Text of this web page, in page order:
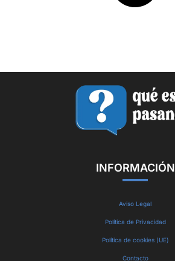
INFORMACIÓN
Aviso Legal
Política de Privacidad
Política de cookies (UE)
Contacto